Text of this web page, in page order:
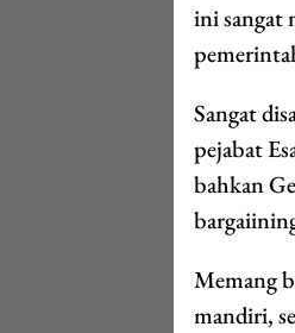
ini sangat
Sangat
pejabat
bahkan
Memang
mandiri,